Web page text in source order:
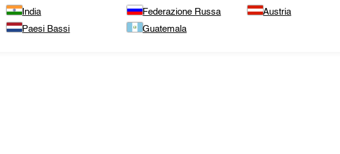
India
Federazione Russa Austria
Paesi Bassi
Guatemala